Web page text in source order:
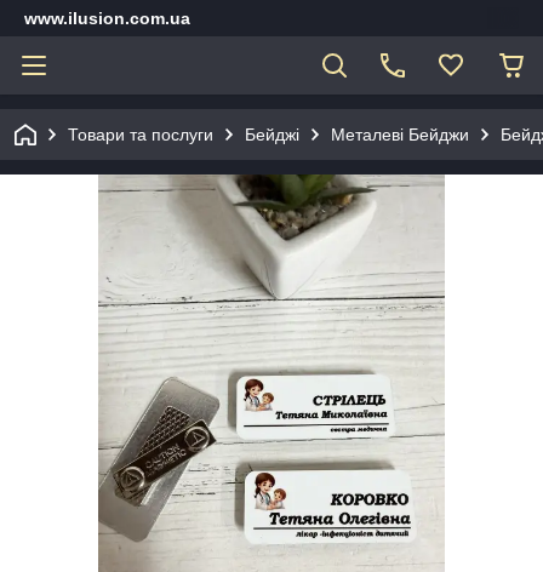
www.ilusion.com.ua
Товари та послуги Бейджі Металеві Бейджи